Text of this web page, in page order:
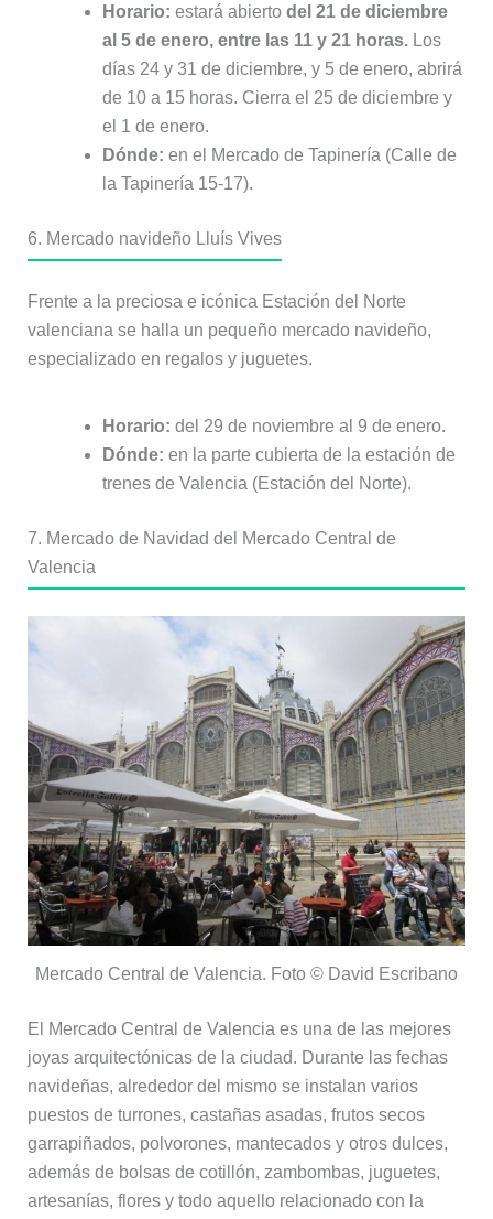
Horario: estará abierto del 21 de diciembre
al 5 de enero, entre las 11 y 21 horas. Los
días 24 y 31 de diciembre, y 5 de enero, abrirá
de 10 a 15 horas. Cierra el 25 de diciembre y
el 1 de enero.
Dónde: en el Mercado de Tapinería (Calle de
la Tapinería 15-17).
6. Mercado navideño Lluís Vives
Frente a la preciosa e icónica Estación del Norte
valenciana se halla un pequeño mercado navideño,
especializado en regalos y juguetes.
Horario: del 29 de noviembre al 9 de enero.
Dónde: en la parte cubierta de la estación de
trenes de Valencia (Estación del Norte).
7. Mercado de Navidad del Mercado Central de
Valencia
Mercado Central de Valencia. Foto © David Escribano
El Mercado Central de Valencia es una de las mejores
joyas arquitectónicas de la ciudad. Durante las fechas
navideñas, alrededor del mismo se instalan varios
puestos de turrones, castañas asadas, frutos secos
garrapiñados, polvorones, mantecados y otros dulces,
además de bolsas de cotillón, zambombas, juguetes,
artesanías, flores y todo aquello relacionado con la